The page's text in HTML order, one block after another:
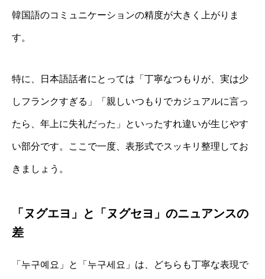
韓国語のコミュニケーションの精度が大きく上がりま
す。
特に、日本語話者にとっては「丁寧なつもりが、実は少
しフランクすぎる」「親しいつもりでカジュアルに言っ
たら、年上に失礼だった」といったすれ違いが生じやす
い部分です。ここで一度、表形式でスッキリ整理してお
きましょう。
「ヌグエヨ」と「ヌグセヨ」のニュアンスの
差
「누구예요」と「누구세요」は、どちらも丁寧な表現で